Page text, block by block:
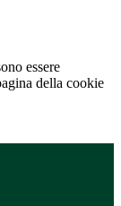
essere
della cookie